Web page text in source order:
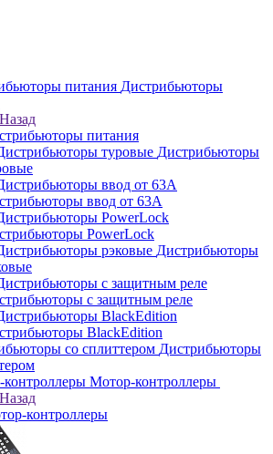
Дистрибьюторы
Назад
питания
Дистрибьюторы
ввод от 63A
PowerLock
Дистрибьюторы
с защитным реле
BlackEdition
Дистрибьюторы
Мотор-контроллеры
Назад
контроллеры